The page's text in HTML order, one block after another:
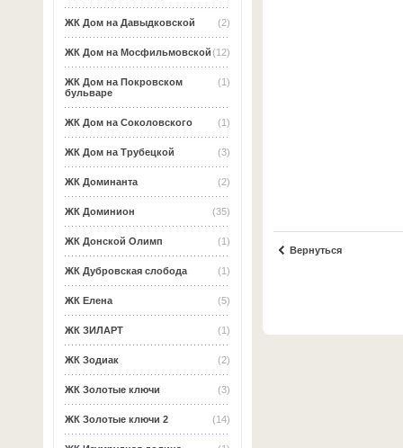
(2)
ЖК Дом на Давыдковской
(12)
ЖК Дом на Мосфильмовской
(1)
ЖК Дом на Покровском
бульваре
(1)
ЖК Дом на Соколовского
(3)
ЖК Дом на Трубецкой
(2)
ЖК Доминанта
(35)
ЖК Доминион
(1)
ЖК Донской Олимп
(1)
ЖК Дубровская слобода
(5)
ЖК Елена
(1)
ЖК ЗИЛАРТ
(2)
ЖК Зодиак
(3)
ЖК Золотые ключи
(14)
ЖК Золотые ключи 2
Вернуться